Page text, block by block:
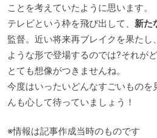
ことを考えていたように思います。
テレビという枠を飛び出して、 新た
監督。近い将来再ブレイクを果たし
ような形で登場するのでは?それが
とても想像がつきませんね。
今度はいったいどんなすごいものを
んも心して待っていましょう！
※情報は記事作成当時のものです